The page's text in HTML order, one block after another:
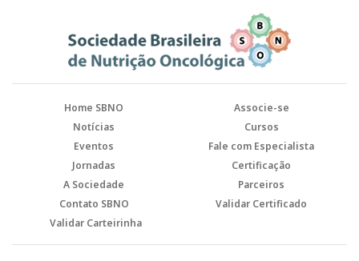
Home SBNO
Associe-se
Notícias
Cursos
Eventos
Fale com Especialista
Jornadas
Certificação
A Sociedade
Parceiros
Contato SBNO
Validar Certificado
Validar Carteirinha